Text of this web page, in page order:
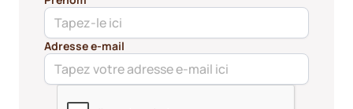
Adresse e-mail